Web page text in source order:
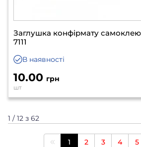
Заглушка конфірмату
7111
В наявності
10.00 грн
шт
1 / 12 з 62
1 2 3 4 5